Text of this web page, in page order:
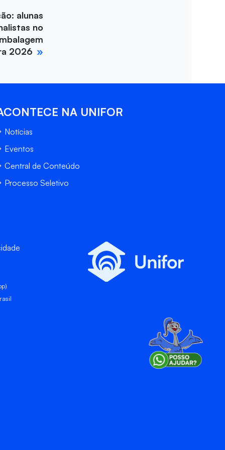
alunas
no
2026
NA UNIFOR
Notícias
Eventos
Central de Conteúdo
Processo Seletivo